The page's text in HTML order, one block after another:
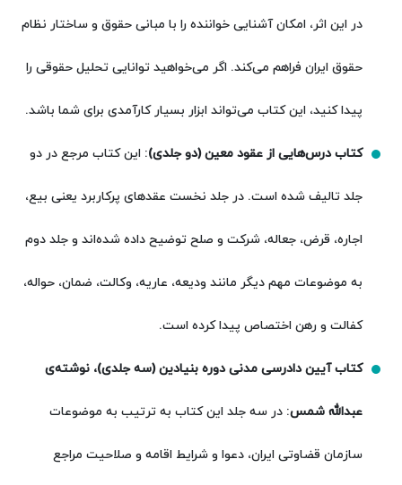
در این اثر، امکان آشنایی خواننده را با مبانی حقوق و ساختار نظام
حقوق ایران فراهم می‌کند. اگر می‌خواهید توانایی تحلیل حقوقی را
پیدا کنید، این کتاب می‌تواند ابزار بسیار کارآمدی برای شما باشد.
کتاب درس‌هایی از عقود معین (دو جلدی): این کتاب مرجع در دو
جلد تالیف شده است. در جلد نخست عقدهای پرکاربرد یعنی بیع،
اجاره، قرض، جعاله، شرکت و صلح توضیح داده شده‌اند و جلد دوم
به موضوعات مهم دیگر مانند ودیعه، عاریه، وکالت، ضمان، حواله،
کفالت و رهن اختصاص پیدا کرده است.
کتاب آیین دادرسی مدنی دوره بنیادین (سه جلدی)، نوشته‌ی
عبدالله شمس: در سه جلد این کتاب به ترتیب به موضوعات
سازمان قضاوتی ایران، دعوا و شرایط اقامه و صلاحیت مراجع